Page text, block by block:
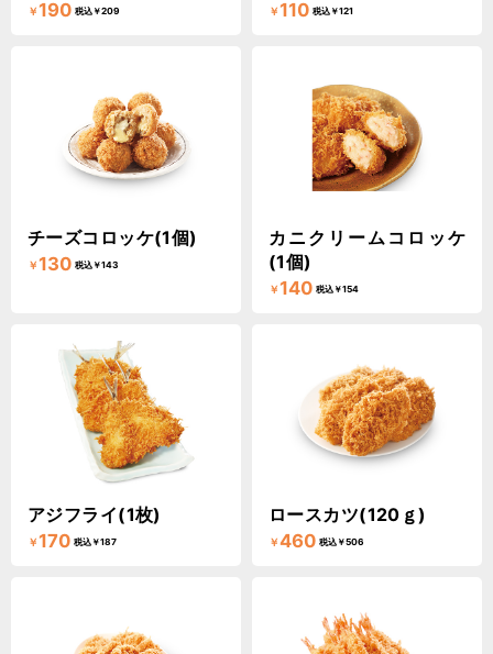
￥190 税込￥209 ￥110 税込￥121
チーズコロッケ(1個)
￥130 税込￥143
カニクリームコロッケ
(1個)
￥140 税込￥154
アジフライ(1枚)
￥170 税込￥187
ロースカツ(120ｇ)
￥460 税込￥506